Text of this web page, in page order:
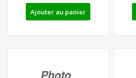
Ajouter au panier